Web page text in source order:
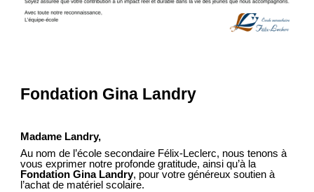
Fondation Gina Landry
Madame Landry,
Au nom de l’école secondaire Félix-Leclerc, nous tenons à
vous exprimer notre profonde gratitude, ainsi qu’à la
Fondation Gina Landry, pour votre généreux soutien à
l’achat de matériel scolaire.